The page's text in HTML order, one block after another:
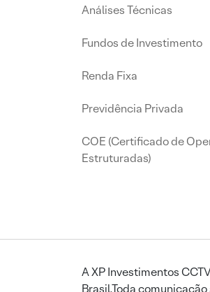
Análises Técnicas
Fundos de Investimento
Renda Fixa
Previdência Privada
COE (Certificado de
Estruturadas)
A XP Investimentos
Brasil.Toda